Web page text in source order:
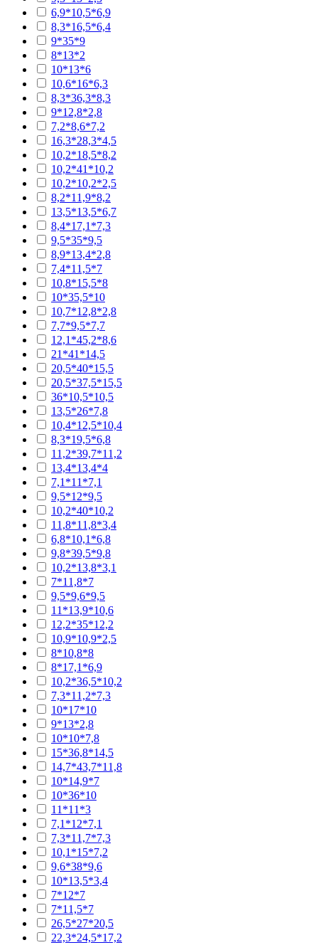
6,9*10,5*6,9
8,3*16,5*6,4
9*35*9
8*13*2
10*13*6
10,6*16*6,3
8,3*36,3*8,3
9*12,8*2,8
7,2*8,6*7,2
16,3*28,3*4,5
10,2*18,5*8,2
10,2*41*10,2
10,2*10,2*2,5
8,2*11,9*8,2
13,5*13,5*6,7
8,4*17,1*7,3
9,5*35*9,5
8,9*13,4*2,8
7,4*11,5*7
10,8*15,5*8
10*35,5*10
10,7*12,8*2,8
7,7*9,5*7,7
12,1*45,2*8,6
21*41*14,5
20,5*40*15,5
20,5*37,5*15,5
36*10,5*10,5
13,5*26*7,8
10,4*12,5*10,4
8,3*19,5*6,8
11,2*39,7*11,2
13,4*13,4*4
7,1*11*7,1
9,5*12*9,5
10,2*40*10,2
11,8*11,8*3,4
6,8*10,1*6,8
9,8*39,5*9,8
10,2*13,8*3,1
7*11,8*7
9,5*9,6*9,5
11*13,9*10,6
12,2*35*12,2
10,9*10,9*2,5
8*10,8*8
8*17,1*6,9
10,2*36,5*10,2
7,3*11,2*7,3
10*17*10
9*13*2,8
10*10*7,8
15*36,8*14,5
14,7*43,7*11,8
10*14,9*7
10*36*10
11*11*3
7,1*12*7,1
7,3*11,7*7,3
10,1*15*7,2
9,6*38*9,6
10*13,5*3,4
7*12*7
7*11,5*7
26,5*27*20,5
22,3*24,5*17,2